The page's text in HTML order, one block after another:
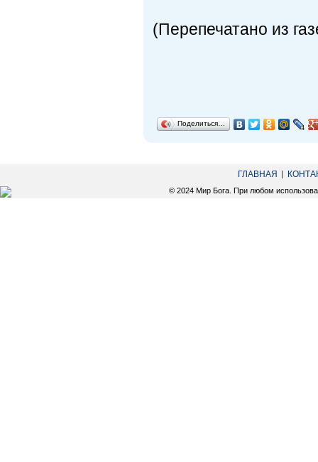
(Перепечатано из
Поделиться…
ГЛАВНАЯ
© 2024 Мир Бога. При любом